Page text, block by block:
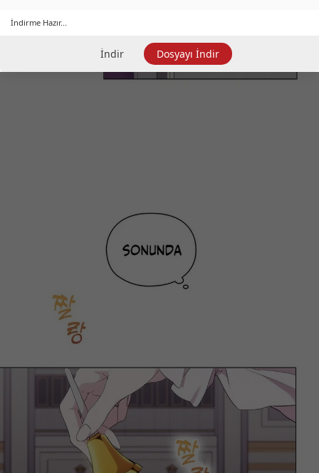
İndirme Hazır...
İndir Dosyayı İndir